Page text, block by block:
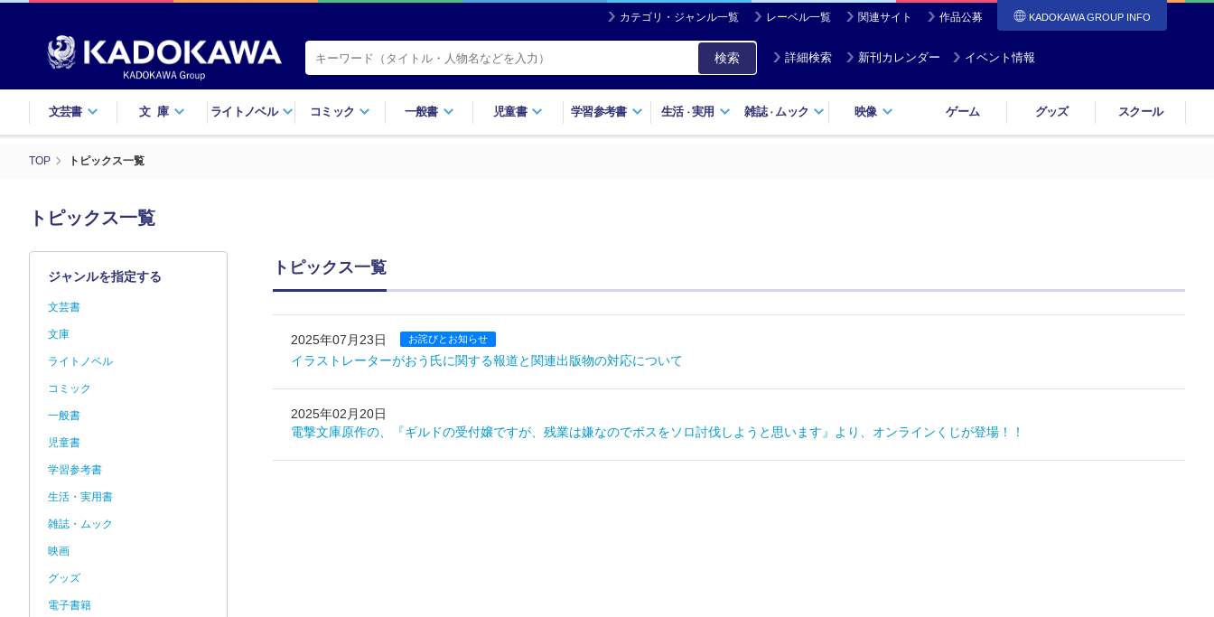
カテゴリ・ジャンル一覧 レーベル一覧 関連サイト 作品公募 KADOKAWA GROUP INFO
検索 詳細検索 新刊カレンダー イベント情報
文芸書 文庫 ライトノベル コミック 一般書 児童書 学習参考書 生活・実用 雑誌・ ムック 映像 ゲーム グッズ スクール
TOP トピックス一覧
トピックス一覧
トピックス一覧
2025年07月23日 お詫びとお知らせ
イラストレーターがおう氏に関する報道と関連出版物の対応について
2025年02月20日
電撃文庫原作の、『ギルドの受付嬢ですが、残業は嫌なのでボスをソロ討伐しようと思います』より、オンラインくじが登場！！
ジャンルを指定する
文芸書
文庫
ライトノベル
コミック
一般書
児童書
学習参考書
生活・実用書
雑誌・ムック
映画
グッズ
電子書籍